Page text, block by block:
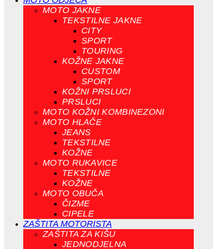
MOTO JAKNE
TEKSTILNE JAKNE
CITY
SPORT
TOURING
KOŽNE JAKNE
CUSTOM
SPORT
KOŽNI PRSLUCI
PRSLUCI
MOTO KOŽNI KOMBINEZONI
MOTO HLAČE
JEANS
TEKSTILNE
KOŽNE
MOTO RUKAVICE
TEKSTILNE
KOŽNE
MOTO OBUČA
ČIZME
CIPELE
ZAŠTITA MOTORISTA
ZAŠTITA ZA KIŠU
JEDNODJELNA